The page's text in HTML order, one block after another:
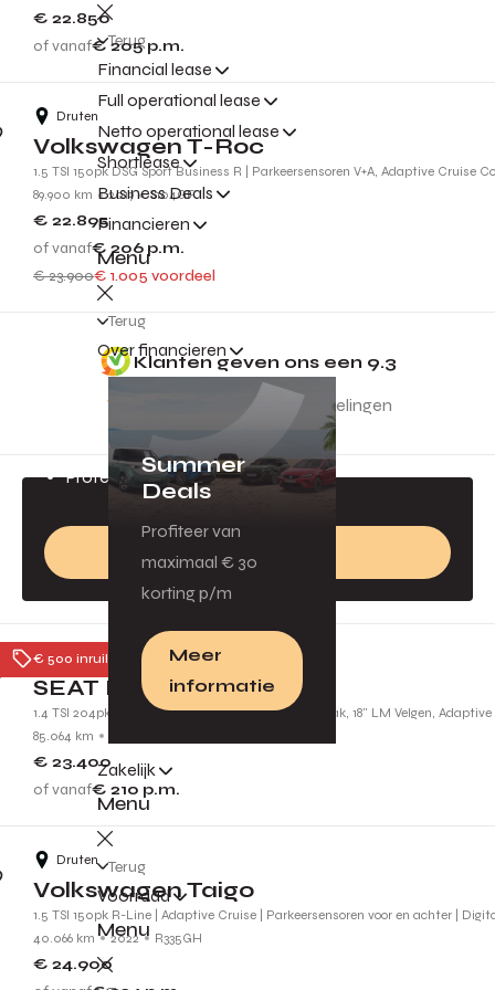
Terug
Financial lease
Full operational lease
Netto operational lease
Shortlease
Business Deals
Financieren
Menu
Terug
Over financieren
Summer
Deals
Profiteer van
maximaal € 30
korting p/m
Meer
informatie
Zakelijk
Menu
Terug
Voorraad
Menu
€ 22.850
of vanaf€ 205p.m.
Druten
Volkswagen T-Roc
1.5 TSI 150pk DSG Sport Business R | Parkeersensoren V+A, Adaptive Cruise
89.900 km
2019 S104GF
€ 22.895
of vanaf€ 206 p.m.
€ 23.900€ 1.005 voordeel
Klanten geven ons een 9.3
2430 beoordelingen
Gratis inruilvoorstel
Jouw auto is geld waard!
Altijd de beste prijs
Professionele en eerlijke taxatie
Bereken waarde
€ 500 inruilpremie
Druten
SEAT Leon Sportstourer
1.4 TSI 204pk DSG e-hybrid PHEV FR | Panoramadak, 18" LM Velgen,
85.064 km
€ 23.400
of vanaf€ 210 p.m.
Druten
Volkswagen Taigo
1.5 TSI 150pk R-Line | Adaptive Cruise | Parkeersensoren voor en achter |
40.066 km
2022 R335GH
€ 24.900